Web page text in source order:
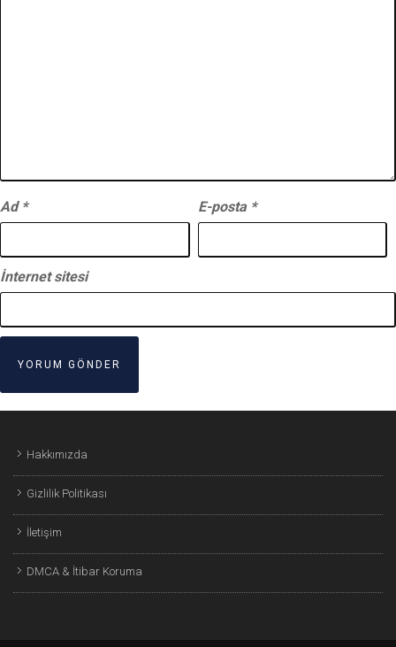
Ad * E-posta *
İnternet sitesi
Hakkımızda
Gizlilik Politikası
İletişim
DMCA & İtibar Koruma